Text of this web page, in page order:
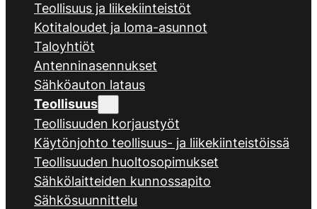
Teollisuus ja liikekiinteistöt
Kotitaloudet ja loma-asunnot
Taloyhtiöt
Antenninasennukset
Sähköauton lataus
Teollisuus
Teollisuuden korjaustyöt
Käytönjohto teollisuus- ja liikekiinteistöissä
Teollisuuden huoltosopimukset
Sähkölaitteiden kunnossapito
Sähkösuunnittelu